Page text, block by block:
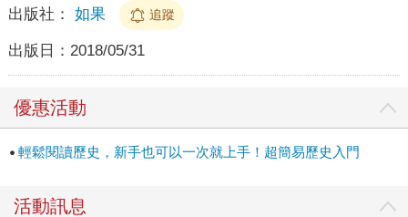
出版社： 如果 追蹤
出版日： 2018/05/31
優惠活動
輕鬆閱讀歷史，新手也可以一次就上手！超簡易歷史入門
活動訊息